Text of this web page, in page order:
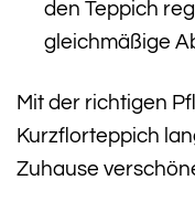
den Teppich
gleichmäßige
Mit der richtigen
Kurzflorteppich
Zuhause